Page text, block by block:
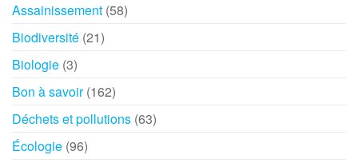
Assainissement (58)
Biodiversité (21)
Biologie (3)
Bon à savoir(162)
Déchets et pollutions (63)
Écologie (96)